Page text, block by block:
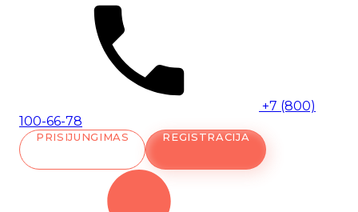
+7 (800)
100-66-78
PRISIJUNGIMAS REGISTRACIJA